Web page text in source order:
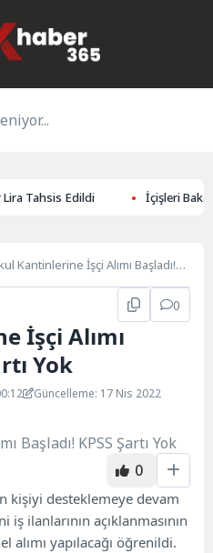
Tahsis Edildi İçişleri Bakanı
Kantinlerine İşçi Alımı Başladı!
0
İşçi Alımı
Yok
Güncelleme: 17 Nis 2022
0
kişiyi desteklemeye devam
iş ilanlarının açıklanmasının
alımı yapılacağı öğrenildi.